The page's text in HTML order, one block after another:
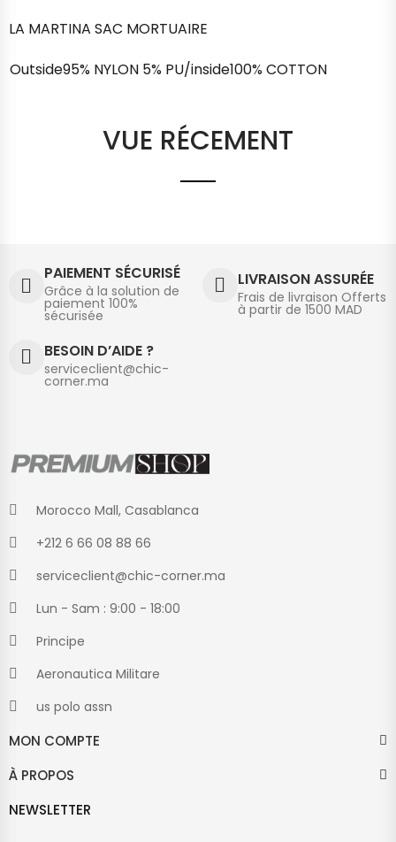
LA MARTINA SAC MORTUAIRE
Outside95% NYLON 5% PU/inside100% COTTON
VUE RÉCEMENT
PAIEMENT SÉCURISÉ
Grâce à la solution de
paiement 100%
sécurisée
LIVRAISON ASSURÉE
Frais de livraison Offerts
à partir de 1500 MAD
BESOIN D’AIDE ?
serviceclient@chic-
corner.ma
Morocco Mall, Casablanca
+212 6 66 08 88 66
serviceclient@chic-corner.ma
Lun - Sam : 9:00 - 18:00
Principe
Aeronautica Militare
us polo assn
MON COMPTE
À PROPOS
NEWSLETTER